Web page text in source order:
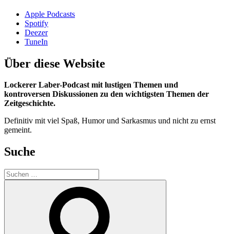
Apple Podcasts
Spotify
Deezer
TuneIn
Über diese Website
Lockerer Laber-Podcast mit lustigen Themen und
kontroversen Diskussionen zu den wichtigsten Themen der
Zeitgeschichte.
Definitiv mit viel Spaß, Humor und Sarkasmus und nicht zu ernst
gemeint.
Suche
Suchen
nach: